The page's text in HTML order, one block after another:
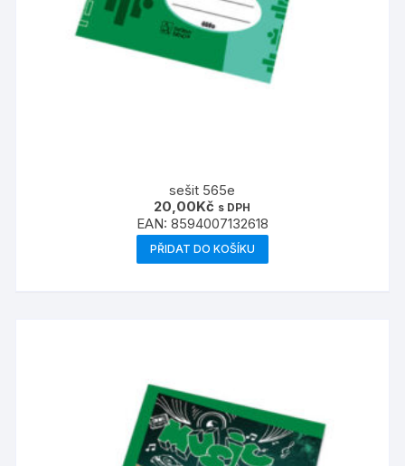
sešit 565e
20,00Kč s DPH
EAN: 8594007132618
PŘIDAT DO KOŠÍKU